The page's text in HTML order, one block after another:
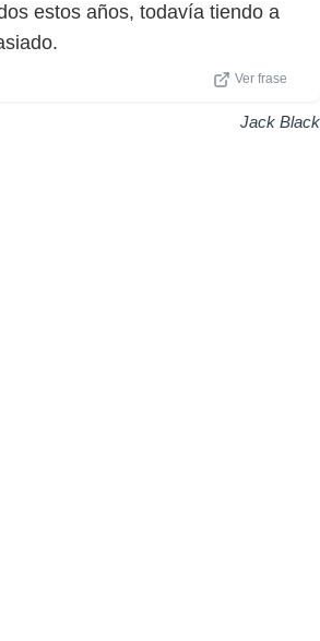
estos años, todavía tiendo a
Ver frase
Jack Black